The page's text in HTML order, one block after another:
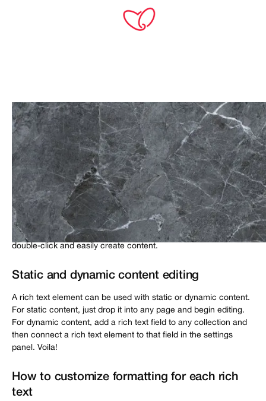
What’s a Rich Text element?
The rich text element allows you to create and format headings,
paragraphs, blockquotes, images, and video all in one place
instead of having to add and format them individually. Just
double-click and easily create content.
Static and dynamic content editing
A rich text element can be used with static or dynamic content.
For static content, just drop it into any page and begin editing.
For dynamic content, add a rich text field to any collection and
then connect a rich text element to that field in the settings
panel. Voila!
How to customize formatting for each rich
text